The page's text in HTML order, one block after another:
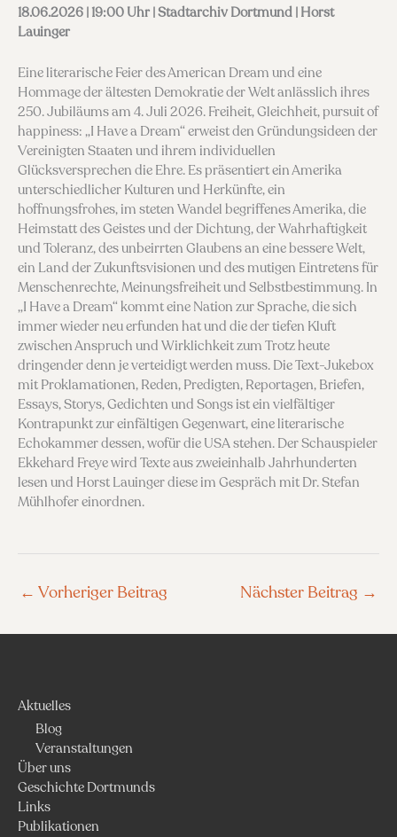
18.06.2026 | 19:00 Uhr | Stadtarchiv Dortmund | Horst
Lauinger
Eine literarische Feier des American Dream und eine
Hommage der ältesten Demokratie der Welt anlässlich ihres
250. Jubiläums am 4. Juli 2026. Freiheit, Gleichheit, pursuit of
happiness: „I Have a Dream“ erweist den Gründungsideen der
Vereinigten Staaten und ihrem individuellen
Glücksversprechen die Ehre. Es präsentiert ein Amerika
unterschiedlicher Kulturen und Herkünfte, ein
hoffnungsfrohes, im steten Wandel begriffenes Amerika, die
Heimstatt des Geistes und der Dichtung, der Wahrhaftigkeit
und Toleranz, des unbeirrten Glaubens an eine bessere Welt,
ein Land der Zukunftsvisionen und des mutigen Eintretens für
Menschenrechte, Meinungsfreiheit und Selbstbestimmung. In
„I Have a Dream“ kommt eine Nation zur Sprache, die sich
immer wieder neu erfunden hat und die der tiefen Kluft
zwischen Anspruch und Wirklichkeit zum Trotz heute
dringender denn je verteidigt werden muss. Die Text-Jukebox
mit Proklamationen, Reden, Predigten, Reportagen, Briefen,
Essays, Storys, Gedichten und Songs ist ein vielfältiger
Kontrapunkt zur einfältigen Gegenwart, eine literarische
Echokammer dessen, wofür die USA stehen. Der Schauspieler
Ekkehard Freye wird Texte aus zweieinhalb Jahrhunderten
lesen und Horst Lauinger diese im Gespräch mit Dr. Stefan
Mühlhofer einordnen.
← Vorheriger Beitrag Nächster Beitrag →
Aktuelles
Blog
Veranstaltungen
Über uns
Geschichte Dortmunds
Links
Publikationen